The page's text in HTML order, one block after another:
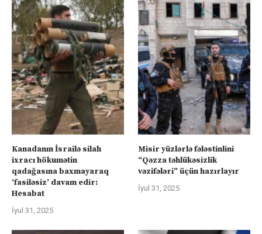
Kanadanın İsrailə silah
ixracı hökumətin
qadağasına baxmayaraq
‘fasiləsiz’ davam edir:
Hesabat
İyul 31, 2025
Misir yüzlərlə fələstinlini
“Qəzza təhlükəsizlik
vəzifələri” üçün hazırlayır
İyul 31, 2025